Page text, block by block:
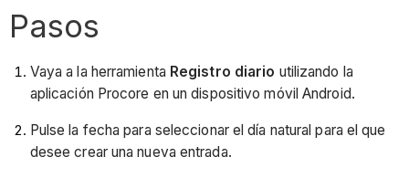
Pasos
Vaya a la herramienta Registro diario utilizando la
aplicación Procore en un dispositivo móvil Android.
Pulse la fecha para seleccionar el día natural para el que
desee crear una nueva entrada.